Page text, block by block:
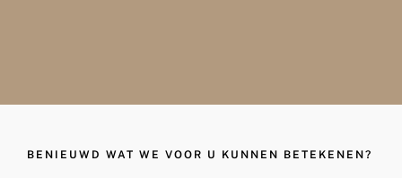
BENIEUWD WAT WE VOOR U KUNNEN BETEKENEN?